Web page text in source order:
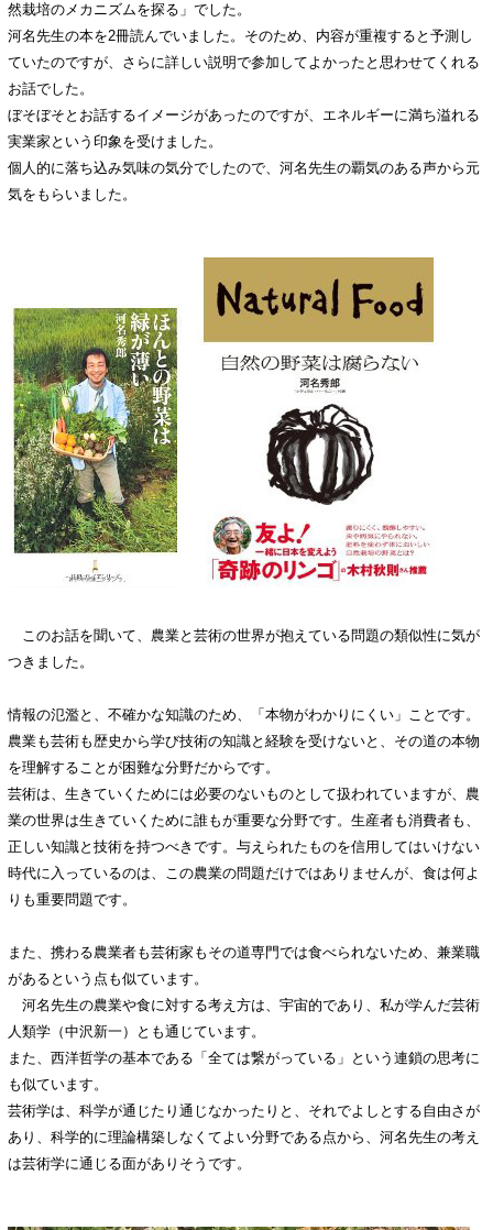
然栽培のメカニズムを探る」でした。
河名先生の本を2冊読んでいました。そのため、内容が重複すると予測し
ていたのですが、さらに詳しい説明で参加してよかったと思わせてくれる
お話でした。
ぼそぼそとお話するイメージがあったのですが、エネルギーに満ち溢れる
実業家という印象を受けました。
個人的に落ち込み気味の気分でしたので、河名先生の覇気のある声から元
気をもらいました。
このお話を聞いて、農業と芸術の世界が抱えている問題の類似性に気が
つきました。
情報の氾濫と、不確かな知識のため、「本物がわかりにくい」ことです。
農業も芸術も歴史から学び技術の知識と経験を受けないと、その道の本物
を理解することが困難な分野だからです。
芸術は、生きていくためには必要のないものとして扱われていますが、農
業の世界は生きていくために誰もが重要な分野です。生産者も消費者も、
正しい知識と技術を持つべきです。与えられたものを信用してはいけない
時代に入っているのは、この農業の問題だけではありませんが、食は何よ
りも重要問題です。
また、携わる農業者も芸術家もその道専門では食べられないため、兼業職
があるという点も似ています。
河名先生の農業や食に対する考え方は、宇宙的であり、私が学んだ芸術
人類学（中沢新一）とも通じています。
また、西洋哲学の基本である「全ては繋がっている」という連鎖の思考に
も似ています。
芸術学は、科学が通じたり通じなかったりと、それでよしとする自由さが
あり、科学的に理論構築しなくてよい分野である点から、河名先生の考え
は芸術学に通じる面がありそうです。